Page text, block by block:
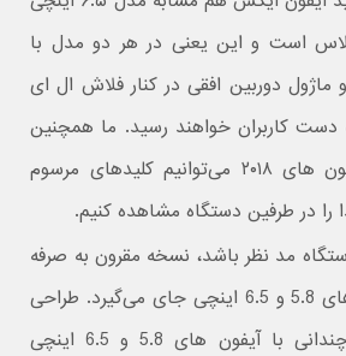
است و این یعنی در هر دو مدل با
دوربین افقی در کنار فلاش ال ای
دست کاربران خواهند رسید. ما همچنین
در تصاویر ماکت آیفون های ۲۰۱۸ می‌توانیم کلیدهای مرسوم
را در طرفین دستگاه مشاهده کنیم.
مد نظر باشد، نسخه مقرون به صرفه
به خوبی بین آیفون های 5.8 و 6.5 اینچی جای می‌گیرد. طراحی
مدل ارزان‌تر تفاوت چندانی با آیفون های 5.8 و 6.5 اینچی